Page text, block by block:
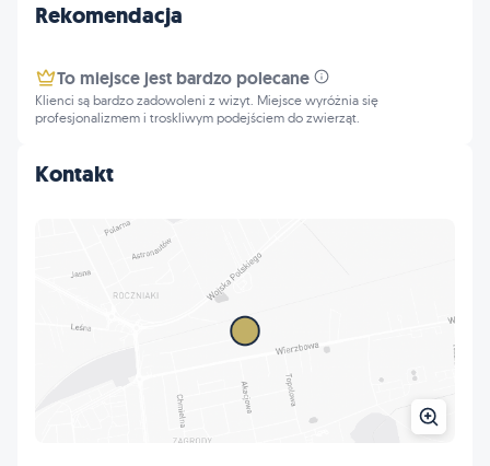
Kontakt
Rekomendacja
To miejsce jest bardzo polecane
Klienci są bardzo zadowoleni z wizyt. Miejsce wyróżnia się
profesjonalizmem i troskliwym podejściem do zwierząt.